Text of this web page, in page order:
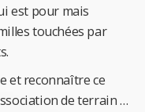
est pour mais
touchées par
et reconnaître ce
de terrain …